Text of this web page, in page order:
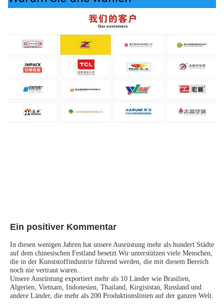
Ein positiver Kommentar
In diesen wenigen Jahren hat unsere Ausrüstung mehr als hundert Städte
auf dem chinesischen Festland besetzt.Wir unterstützen viele Menschen,
die in der Kunststoffindustrie führend werden, die mit diesem Bereich
noch nie vertraut waren..
Unsere Ausrüstung exportiert mehr als 10 Länder wie Brasilien,
Algerien, Vietnam, Indonesien, Thailand, Kirgisistan, Russland und
andere Länder, die mehr als 200 Produktionslinien auf der ganzen Welt.